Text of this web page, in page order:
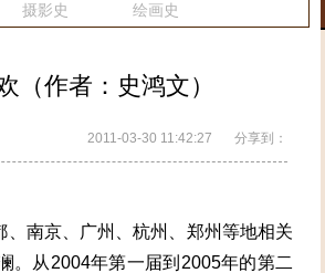
摄影史
绘画史
作者：史鸿文）
分享到：
2011-03-30 11:42:27
南京、广州、杭州、郑州等地相关
。从2004年第一届到2005年的第二